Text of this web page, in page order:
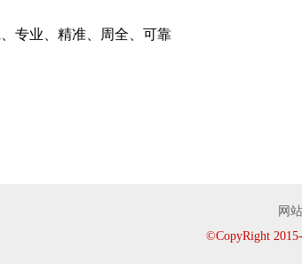
专业、精准、周全、可靠
网
©CopyRight